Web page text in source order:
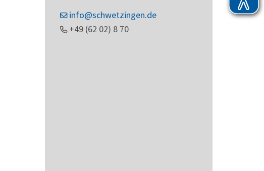
info@schwetzingen.de
+49 (62 02) 8 70